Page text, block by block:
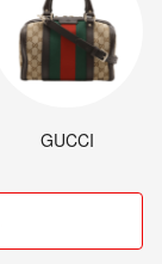
GUCCI